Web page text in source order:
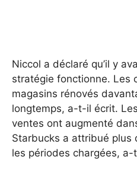
Niccol a déclaré qu’il y
stratégie fonctionne. Les
magasins rénovés
longtemps, a-t-il écrit.
ventes ont augmenté
Starbucks a attribué plus
les périodes chargées,